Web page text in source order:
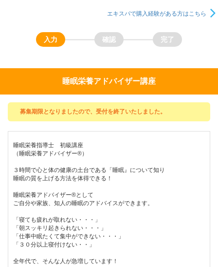
エキスパで購入経験がある方はこちら
睡眠栄養アドバイザー講座
募集期限となりましたので、受付を終了いたしました。
睡眠栄養指導士 初級講座
（睡眠栄養アドバイザー®︎）
３時間で心と体の健康の土台である「睡眠』について知り
睡眠の質を上げる方法を体得できる！
睡眠栄養アドバイザー®︎として
ご自分や家族、知人の睡眠のアドバイスができます。
「寝ても疲れが取れない・・・」
「朝スッキリ起きられない・・・」
「仕事中眠たくて集中ができない・・・」
「３０分以上寝付けない・・」
全年代で、そんな人が急増しています！